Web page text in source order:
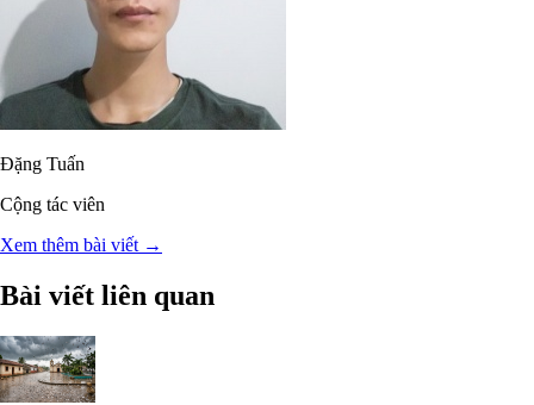
Đặng Tuấn
Cộng tác viên
Xem thêm bài viết →
Bài viết liên quan